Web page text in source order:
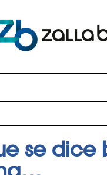
se dice